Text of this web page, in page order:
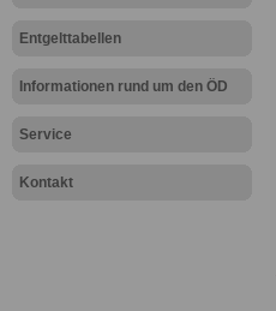
Entgelttabellen
Informationen rund um den ÖD
Service
Kontakt